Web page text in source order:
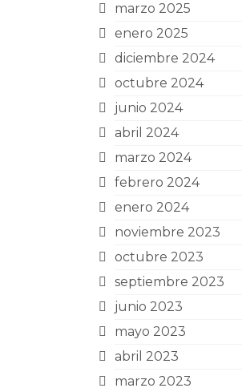
marzo 2025
enero 2025
diciembre 2024
octubre 2024
junio 2024
abril 2024
marzo 2024
febrero 2024
enero 2024
noviembre 2023
octubre 2023
septiembre 2023
junio 2023
mayo 2023
abril 2023
marzo 2023